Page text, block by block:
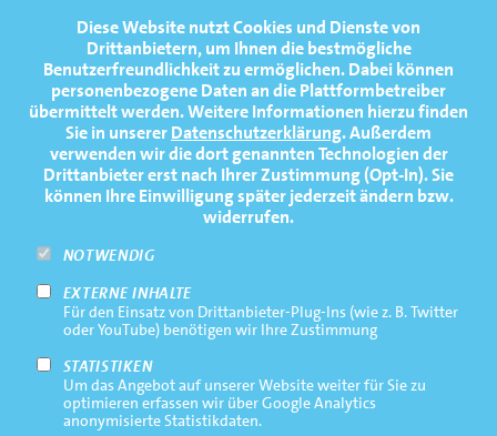
Diese Website nutzt Cookies und Dienste von
Drittanbietern, um Ihnen die bestmögliche
Benutzerfreundlichkeit zu ermöglichen.Dabei können
personenbezogene Daten an die Plattformbetreiber
übermittelt werden. Weitere Informationen hierzu finden
Sie in unsererDatenschutzerklärung. Außerdem
verwenden wir die dort genannten Technologien der
Drittanbieter erst nach Ihrer Zustimmung (Opt-In). Sie
können Ihre Einwilligung später jederzeit ändern bzw.
widerrufen.
NOTWENDIG
EXTERNE INHALTE
Für den Einsatz von Drittanbieter-Plug-Ins (wie z. B. Twitter
oder YouTube) benötigen wir Ihre Zustimmung
STATISTIKEN
Um das Angebot auf unserer Website weiter für Sie zu
optimieren erfassen wir über Google Analytics
anonymisierte Statistikdaten.
FOOTERNAVIGATION
NEWS
TERMINE
MEDIATHEK
PRESSE
FAQ
NEWSLETTER
Footernavigation
Bottom
Impressum
Datenschutz